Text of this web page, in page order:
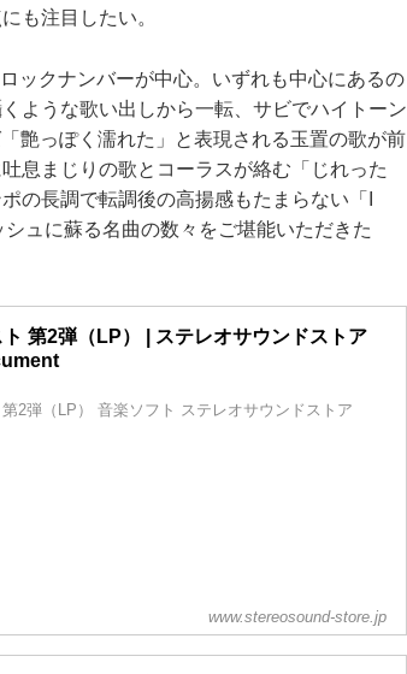
も注目したい。
ックナンバーが中心。いずれも中心にあるの
ような歌い出しから一転、サビでハイトーン
艶っぽく濡れた」と表現される玉置の歌が前
息まじりの歌とコーラスが絡む「じれった
の長調で転調後の高揚感もたまらない「I
ュに蘇る名曲の数々をご堪能いただきた
第2弾（LP） | ステレオサウンドストア
2弾（LP） 音楽ソフト ステレオサウンドストア
www.stereosound-store.jp